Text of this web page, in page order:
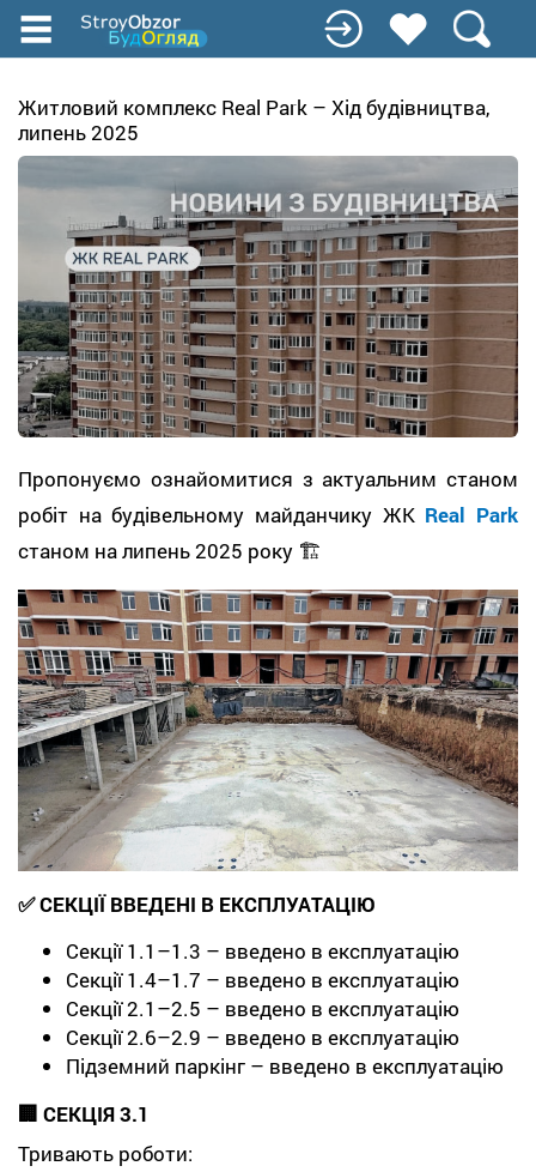
Перейти
содержанию
Житловий комплекс Real Park – Хід будівництва,
липень 2025
Пропонуємо ознайомитися з актуальним станом
робіт на будівельному майданчику ЖК Real Park
станом на липень 2025 року 🏗️
✅ СЕКЦІЇ ВВЕДЕНІ В ЕКСПЛУАТАЦІЮ
Секції 1.1–1.3 – введено в експлуатацію
Секції 1.4–1.7 – введено в експлуатацію
Секції 2.1–2.5 – введено в експлуатацію
Секції 2.6–2.9 – введено в експлуатацію
Підземний паркінг – введено в експлуатацію
🏢 СЕКЦІЯ 3.1
Тривають роботи: